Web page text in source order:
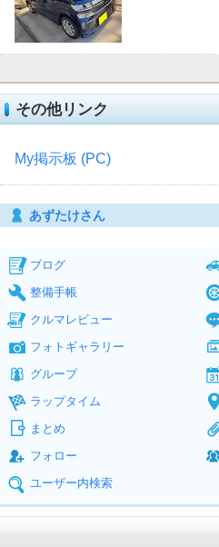
その他リンク
My掲示板 (PC)
あずたけさん
ブログ
整備手帳
クルマレビュー
フォトギャラリー
グループ
ラップタイム
まとめ
フォロー
ユーザー内検索